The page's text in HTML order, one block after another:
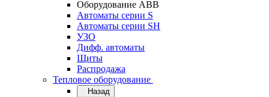
Оборудование АВВ
Автоматы серии S
Автоматы серии SH
УЗО
Дифф. автоматы
Щиты
Распродажа
Тепловое оборудование
Назад